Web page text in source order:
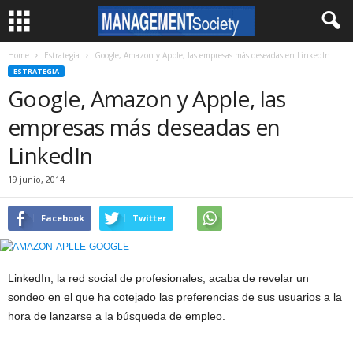
Home Estrategia Google, Amazon y Apple, las empresas más deseadas en LinkedIn
ESTRATEGIA
Google, Amazon y Apple, las
empresas más deseadas en
LinkedIn
19 junio, 2014
Facebook Twitter
LinkedIn, la red social de profesionales, acaba de revelar un
sondeo en el que ha cotejado las preferencias de sus usuarios a la
hora de lanzarse a la búsqueda de empleo.